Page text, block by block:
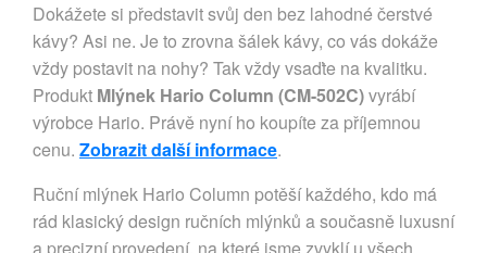
Dokážete si představit svůj den bez lahodné čerstvé
kávy? Asi ne. Je to zrovna šálek kávy, co vás dokáže
vždy postavit na nohy? Tak vždy vsaďte na kvalitku.
Produkt Mlýnek Hario Column (CM-502C)vyrábí
výrobce Hario. Právě nyní ho koupíte za příjemnou
cenu. Zobrazit další informace.
Ruční mlýnek Hario Column potěší každého, kdo má
rád klasický design ručních mlýnků a současně luxusní